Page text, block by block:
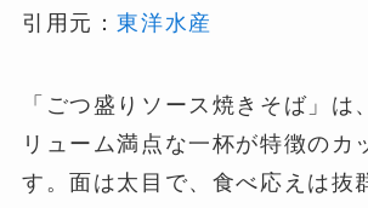
引用元：東洋水産
「ごつ盛りソース焼きそば」は
リューム満点な一杯が特徴のカ
す。面は太目で、食べ応えは抜